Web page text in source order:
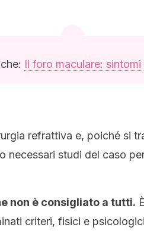
Il foro maculare:
refrattiva e, poiché si
necessari studi del caso
non è consigliato a tutti.
criteri, fisici e